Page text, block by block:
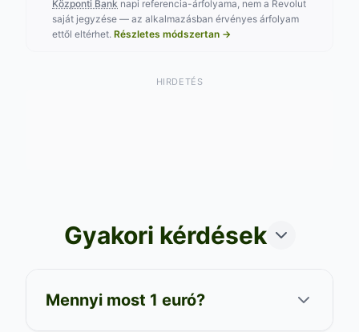
Központi Bank napi referencia-árfolyama, nem a Revolut
saját jegyzése — az alkalmazásban érvényes árfolyam
ettől eltérhet. Részletes módszertan →
HIRDETÉS
Gyakori kérdések
Mennyi most 1 euró?